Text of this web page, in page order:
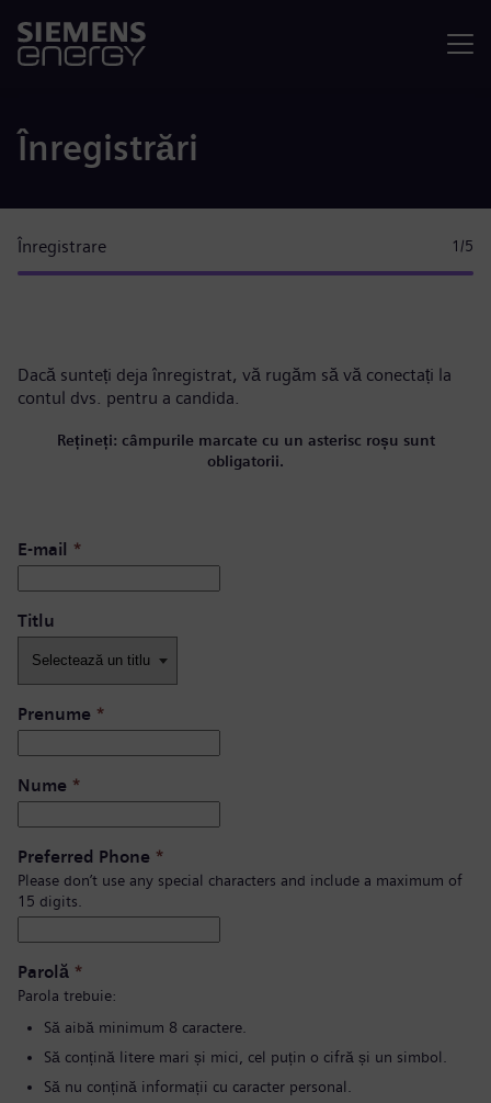
Înregistrări
Înregistrare 1 /5
Dacă sunteți deja înregistrat, vă rugăm să vă conectați la
contul dvs. pentru a candida.
Rețineți: câmpurile marcate cu un asterisc roșu sunt
obligatorii.
E-mail *
Titlu
Prenume *
Nume *
Preferred Phone *
Please don’t use any special characters and include a maximum of
15 digits.
Parolă *
Parola trebuie:
Să aibă minimum 8 caractere.
Să conțină litere mari și mici, cel puțin o cifră și un simbol.
Să nu conțină informații cu caracter personal.